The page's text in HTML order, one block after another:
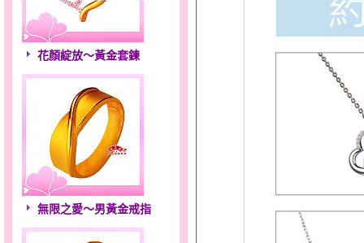
花顏綻放～黃金套鍊
無限之愛～男黃金戒指